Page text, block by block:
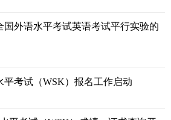
国外语水平考试英语考试平行实验的
平考试（WSK）报名工作启动